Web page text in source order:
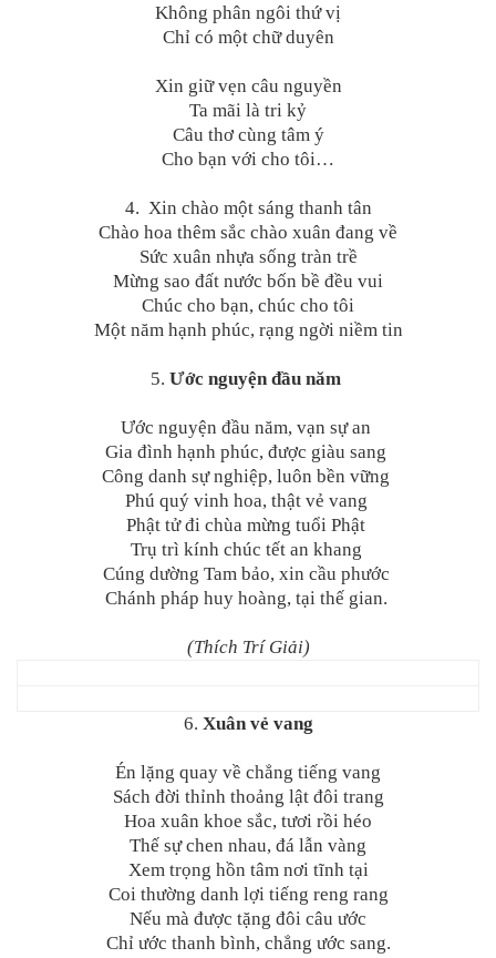
Không phân ngôi thứ vị
Chỉ có một chữ duyên
Xin giữ vẹn câu nguyền
Ta mãi là tri kỷ
Câu thơ cùng tâm ý
Cho bạn với cho tôi…
4. Xin chào một sáng thanh tân
Chào hoa thêm sắc chào xuân đang về
Sức xuân nhựa sống tràn trề
Mừng sao đất nước bốn bề đều vui
Chúc cho bạn, chúc cho tôi
Một năm hạnh phúc, rạng ngời niềm tin
5. Ước nguyện đầu năm
Ước nguyện đầu năm, vạn sự an
Gia đình hạnh phúc, được giàu sang
Công danh sự nghiệp, luôn bền vững
Phú quý vinh hoa, thật vẻ vang
Phật tử đi chùa mừng tuổi Phật
Trụ trì kính chúc tết an khang
Cúng dường Tam bảo, xin cầu phước
Chánh pháp huy hoàng, tại thế gian.
(Thích Trí Giải)
6. Xuân vẻ vang
Én lặng quay về chẳng tiếng vang
Sách đời thỉnh thoảng lật đôi trang
Hoa xuân khoe sắc, tươi rồi héo
Thế sự chen nhau, đá lẫn vàng
Xem trọng hồn tâm nơi tĩnh tại
Coi thường danh lợi tiếng reng rang
Nếu mà được tặng đôi câu ước
Chỉ ước thanh bình, chẳng ước sang.